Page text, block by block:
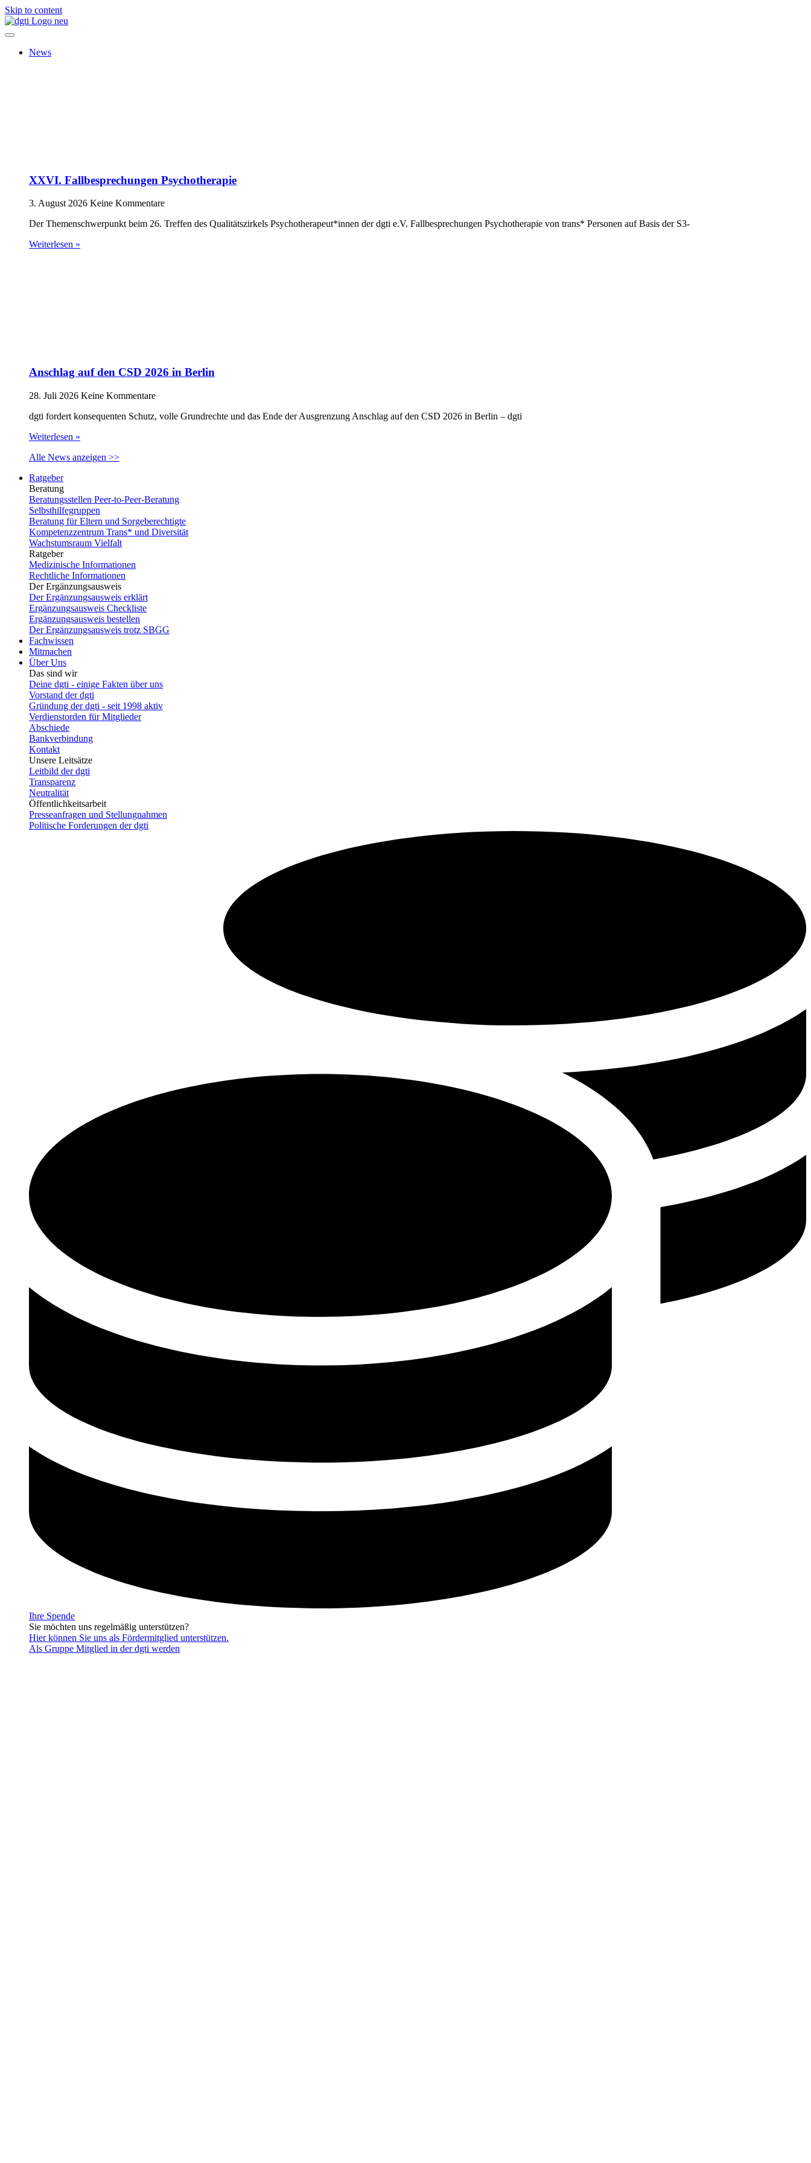
Skip to content
News
XXVI. Fallbesprechungen Psychotherapie
3. August 2026 Keine Kommentare
Der Themenschwerpunkt beim 26. Treffen des Qualitätszirkels Psychotherapeut*innen der dgti e.V. Fallbesprechungen Psychotherapie von trans* Personen auf Basis der S3-
Weiterlesen »
Anschlag auf den CSD 2026 in Berlin
28. Juli 2026 Keine Kommentare
dgti fordert konsequenten Schutz, volle Grundrechte und das Ende der Ausgrenzung Anschlag auf den CSD 2026 in Berlin – dgti
Weiterlesen »
Alle News anzeigen >>
Ratgeber
Beratung
Beratungsstellen Peer-to-Peer-Beratung
Selbsthilfegruppen
Beratung für Eltern und Sorgeberechtigte
Kompetenzzentrum Trans* und Diversität
Wachstumsraum Vielfalt
Ratgeber
Medizinische Informationen
Rechtliche Informationen
Der Ergänzungsausweis
Der Ergänzungsausweis erklärt
Ergänzungsausweis Checkliste
Ergänzungsausweis bestellen
Der Ergänzungsausweis trotz SBGG
Fachwissen
Mitmachen
Über Uns
Das sind wir
Deine dgti - einige Fakten über uns
Vorstand der dgti
Gründung der dgti - seit 1998 aktiv
Verdienstorden für Mitglieder
Abschiede
Bankverbindung
Kontakt
Unsere Leitsätze
Leitbild der dgti
Transparenz
Neutralität
Öffentlichkeitsarbeit
Presseanfragen und Stellungnahmen
Politische Forderungen der dgti
Ihre Spende
Sie möchten uns regelmäßig unterstützen?
Hier können Sie uns als Fördermitglied unterstützen.
Als Gruppe Mitglied in der dgti werden